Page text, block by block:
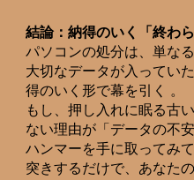
結論：納得のいく「終わ
パソコンの処分は、単な
大切なデータが入ってい
得のいく形で幕を引く 。
もし、押し入れに眠る古
ない理由が「データの不
ハンマーを手に取ってみ
突きするだけで、あなた